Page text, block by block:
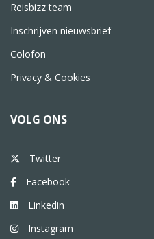
Reisbizz team
Inschrijven nieuwsbrief
Colofon
Privacy & Cookies
VOLG ONS
Twitter
Facebook
Linkedin
Instagram